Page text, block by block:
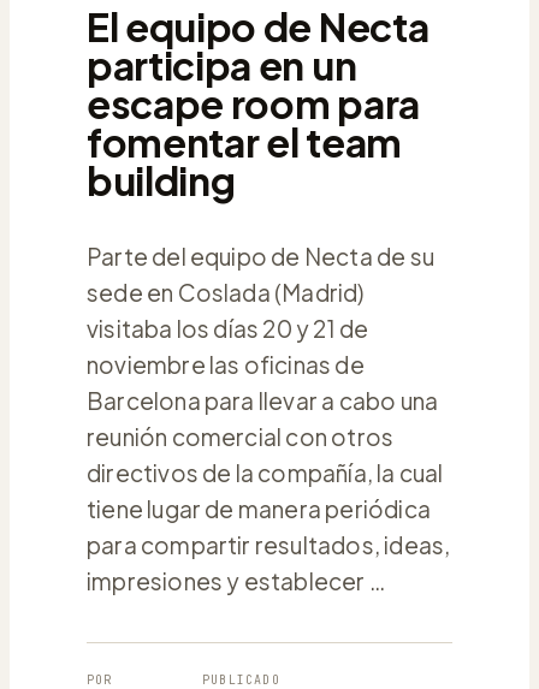
El equipo de Necta
participa en un
escape room para
fomentar el team
building
Parte del equipo de Necta de su
sede en Coslada (Madrid)
visitaba los días 20 y 21 de
noviembre las oficinas de
Barcelona para llevar a cabo una
reunión comercial con otros
directivos de la compañía, la cual
tiene lugar de manera periódica
para compartir resultados, ideas,
impresiones y establecer …
POR PUBLICADO